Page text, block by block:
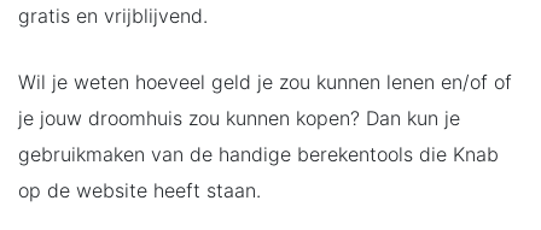
gratis en vrijblijvend.
Wil je weten hoeveel geld je zou kunnen lenen en/of of
je jouw droomhuis zou kunnen kopen? Dan kun je
gebruikmaken van de handige berekentools die Knab
op de website heeft staan.